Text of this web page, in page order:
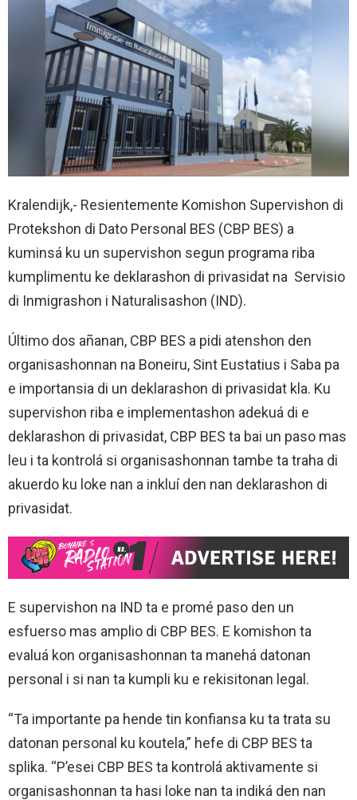
Kralendijk,- Resientemente Komishon Supervishon di
Protekshon di Dato Personal BES (CBP BES) a
kuminsá ku un supervishon segun programa riba
kumplimentu ke deklarashon di privasidat na Servisio
di Inmigrashon i Naturalisashon (IND).
Último dos añanan, CBP BES a pidi atenshon den
organisashonnan na Boneiru, Sint Eustatius i Saba pa
e importansia di un deklarashon di privasidat kla. Ku
supervishon riba e implementashon adekuá di e
deklarashon di privasidat, CBP BES ta bai un paso mas
leu i ta kontrolá si organisashonnan tambe ta traha di
akuerdo ku loke nan a inkluí den nan deklarashon di
privasidat.
E supervishon na IND ta e promé paso den un
esfuerso mas amplio di CBP BES. E komishon ta
evaluá kon organisashonnan ta manehá datonan
personal i si nan ta kumpli ku e rekisitonan legal.
“Ta importante pa hende tin konfiansa ku ta trata su
datonan personal ku koutela,” hefe di CBP BES ta
splika. “P’esei CBP BES ta kontrolá aktivamente si
organisashonnan ta hasi loke nan ta indiká den nan